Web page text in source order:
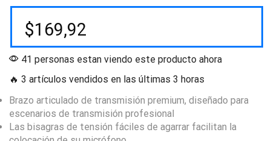
$169,92
41 personas estan viendo este producto ahora
🔥 3 artículos vendidos en las últimas 3 horas
Brazo articulado de transmisión premium, diseñado para
escenarios de transmisión profesional
Las bisagras de tensión fáciles de agarrar facilitan la